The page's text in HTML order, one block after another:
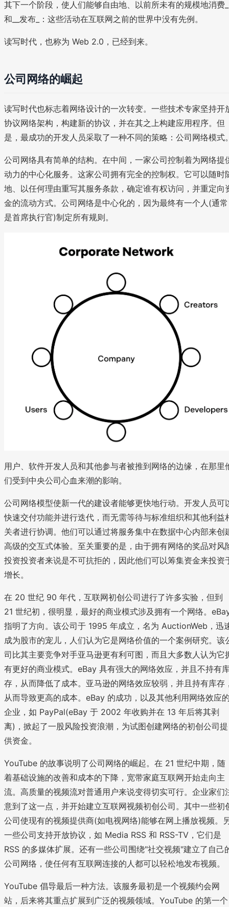
其下一个阶段，使人们能够自由地、以前所未有的规模地消费_
和__发布_：这些活动在互联网之前的世界中没有先例。
读写时代，也称为 Web 2.0，已经到来。
公司网络的崛起
读写时代也标志着网络设计的一次转变。一些技术专家坚持开
协议网络架构，构建新的协议，并在其之上构建应用程序。但
是，最成功的开发人员采取了一种不同的策略：公司网络模式
公司网络具有简单的结构。在中间，一家公司控制着为网络提
动力的中心化服务。这家公司拥有完全的控制权。它可以随时
地、以任何理由重写其服务条款，确定谁有权访问，并重定向
金的流动方式。公司网络是中心化的，因为最终有一个人(通常
是首席执行官)制定所有规则。
用户、软件开发人员和其他参与者被推到网络的边缘，在那里
们受到中央公司心血来潮的影响。
公司网络模型使新一代的建设者能够更快地行动。开发人员可
快速交付功能并进行迭代，而无需等待与标准组织和其他利益
关者进行协调。他们可以通过将服务集中在数据中心内部来创
高级的交互式体验。至关重要的是，由于拥有网络的奖品对风
投资投资者来说是不可抗拒的，因此他们可以筹集资金来投资
增长。
在 20 世纪 90 年代，互联网初创公司进行了许多实验，但到
21 世纪初，很明显，最好的商业模式涉及拥有一个网络。
指明了方向。该公司于 1995 年成立，名为 AuctionWeb，迅
成为股市的宠儿，人们认为它是网络价值的一个案例研究。该
司比其主要竞争对手亚马逊更有利可图，而且大多数人认为它
有更好的商业模式。eBay 具有强大的网络效应，并且不持有
存，从而降低了成本。亚马逊的网络效应较弱，并且持有库存
从而导致更高的成本。eBay 的成功，以及其他利用网络效应
企业，如 PayPal(eBay 于 2002 年收购并在 13 年后将其剥
离)，掀起了一股风险投资浪潮，为试图创建网络的初创公司提
供资金。
YouTube 的故事说明了公司网络的崛起。在 21 世纪中期，随
着基础设施的改善和成本的下降，宽带家庭互联网开始走向主
流。高质量的视频流对普通用户来说变得切实可行。企业家们
意到了这一点，并开始建立互联网视频初创公司。其中一些初
公司使现有的视频提供商(如电视网络)能够在网上播放视频。
一些公司支持开放协议，如 Media RSS 和 RSS-TV，它们是
RSS 的多媒体扩展。还有一些公司围绕"社交视频"建立了自己
公司网络，使任何有互联网连接的人都可以轻松地发布视频。
YouTube 倡导最后一种方法。该服务最初是一个视频约会网
站，后来将其重点扩展到广泛的视频领域。YouTube 的第一个